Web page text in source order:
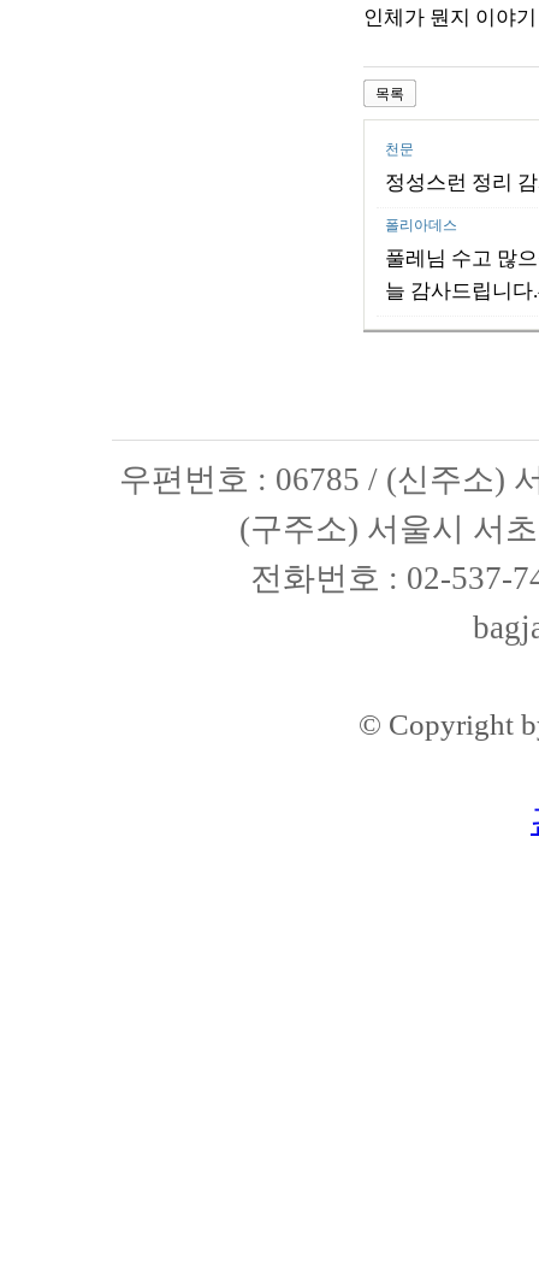
인체가 뭔지 이야
목록
천문
정성스런 정리
폴리아데스
풀레님 수고 많
늘 감사드립니다
우편번호 : 06785 / (신주소)
(구주소) 서울시 서
전화번호 : 02-537-
© Copyright